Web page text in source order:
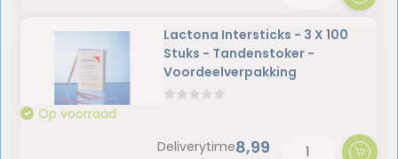
Lactona Intersticks - 3 X 100
Stuks - Tandenstoker -
Voordeelverpakking
Op voorraad
Deliverytime8,99